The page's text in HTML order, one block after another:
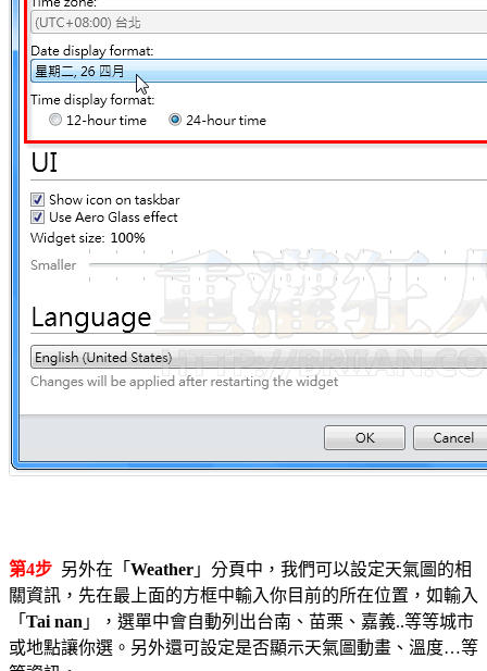
第4步 另外在「 Weather 」分頁中，我們可以設定天氣圖的相
關資訊，先在最上面的方框中輸入你目前的所在位置，如輸入
「 Tai nan 」，選單中會自動列出台南、苗栗、嘉義..等等城市
或地點讓你選。另外還可設定是否顯示天氣圖動畫、溫度…等